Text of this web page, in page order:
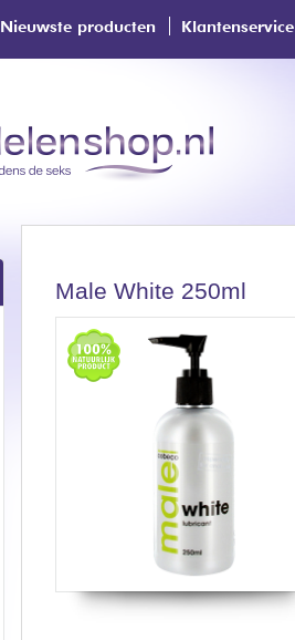
Nieuwste producten Klantenservice
Male White 250ml